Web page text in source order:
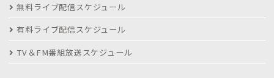
無料ライブ配信スケジュール
有料ライブ配信スケジュール
TV＆FM番組放送スケジュール